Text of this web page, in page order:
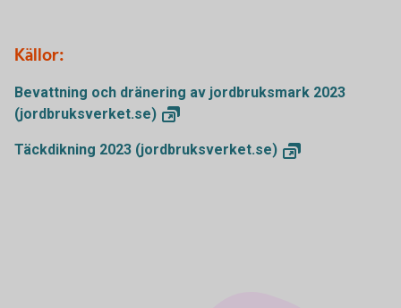
Källor:
Bevattning och dränering av jordbruksmark 2023
(jordbruksverket.se)
Täckdikning 2023 (jordbruksverket.se)